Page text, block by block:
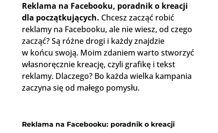
Reklama na Facebooku, poradnik o kreacji
dla początkujących. Chcesz zacząć robić
reklamy na Facebooku, ale nie wiesz, od czego
zacząć? Są różne drogi i każdy znajdzie
w końcu swoją. Moim zdaniem warto stworzyć
własnoręcznie kreację, czyli grafikę i tekst
reklamy. Dlaczego? Bo każda wielka kampania
zaczyna się od małego pomysłu.
Reklama na Facebooku: poradnik o kreacji